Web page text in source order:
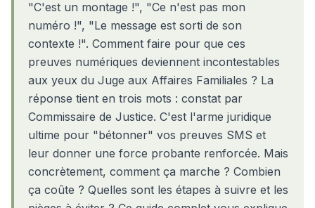
"C'est un montage !", "Ce n'est pas mon
numéro !", "Le message est sorti de son
contexte !". Comment faire pour que ces
preuves numériques deviennent incontestables
aux yeux du Juge aux Affaires Familiales ? La
réponse tient en trois mots : constat par
Commissaire de Justice. C'est l'arme juridique
ultime pour "bétonner" vos preuves SMS et
leur donner une force probante renforcée. Mais
concrètement, comment ça marche ? Combien
ça coûte ? Quelles sont les étapes à suivre et les